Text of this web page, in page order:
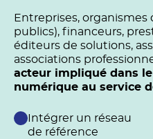
Entreprises,
publics), financeurs,
éditeurs de solutions,
associations
acteur impliqué dans
numérique au service
Intégrer un réseau
de référence